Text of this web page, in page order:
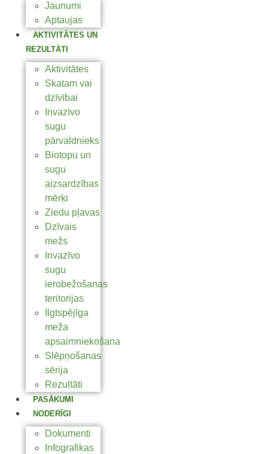
Jaunumi
Aptaujas
AKTIVITĀTES UN
REZULTĀTI
Aktivitātes
Skatam vai
dzīvībai
Invazīvo
sugu
pārvaldnieks
Biotopu un
sugu
aizsardzības
mērķi
Ziedu pļavas
Dzīvais
mežs
Invazīvo
sugu
ierobežošanas
teritorijas
Ilgtspējīga
meža
apsaimniekošana
Slēpņošanas
sērija
Rezultāti
PASĀKUMI
NODERĪGI
Dokumenti
Infografikas